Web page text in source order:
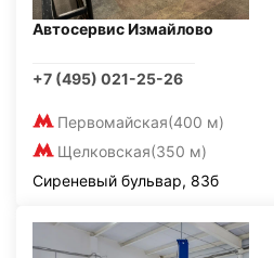
Автосервис Измайлово
+7 (495) 021-25-26
Первомайская(400 м)
Щелковская(350 м)
Сиреневый бульвар, 83б